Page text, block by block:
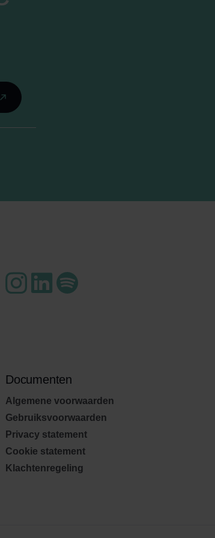
Documenten
Algemene voorwaarden
Gebruiksvoorwaarden
Privacy statement
Cookie statement
Klachtenregeling